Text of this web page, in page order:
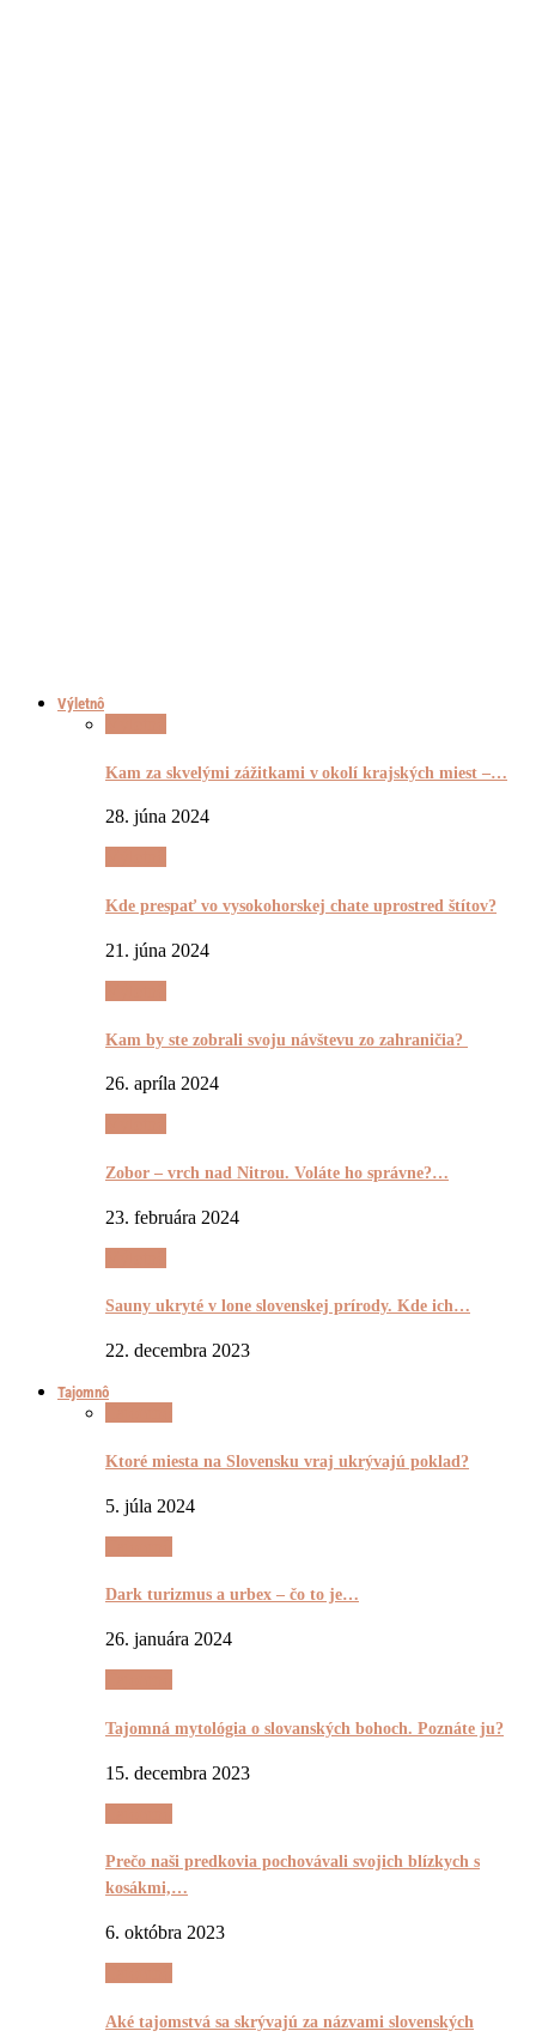
Výletnô
Kam za skvelými zážitkami v okolí krajských miest –…
28. júna 2024
Kde prespať vo vysokohorskej chate uprostred štítov?
21. júna 2024
Kam by ste zobrali svoju návštevu zo zahraničia?
26. apríla 2024
Zobor – vrch nad Nitrou. Voláte ho správne?…
23. februára 2024
Sauny ukryté v lone slovenskej prírody. Kde ich…
22. decembra 2023
Tajomnô
Ktoré miesta na Slovensku vraj ukrývajú poklad?
5. júla 2024
Dark turizmus a urbex – čo to je…
26. januára 2024
Tajomná mytológia o slovanských bohoch. Poznáte ju?
15. decembra 2023
Prečo naši predkovia pochovávali svojich blízkych s
kosákmi,…
6. októbra 2023
Aké tajomstvá sa skrývajú za názvami slovenských